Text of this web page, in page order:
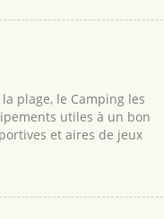
plage, le Camping les
utiles à un bon
et aires de jeux